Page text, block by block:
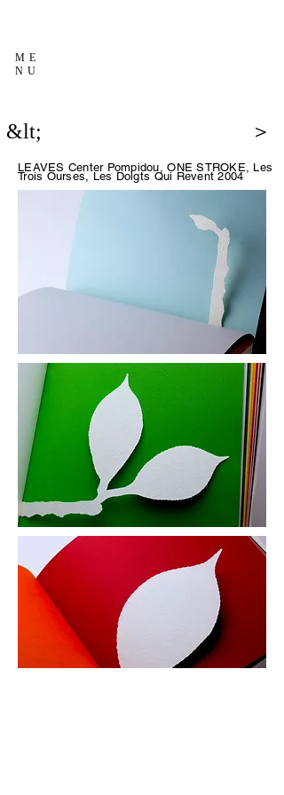
ME
NU
&lt; ＞
LEAVES Center Pompidou, ONE STROKE, Les
Trois Ourses, Les Doigts Qui Revent 2004